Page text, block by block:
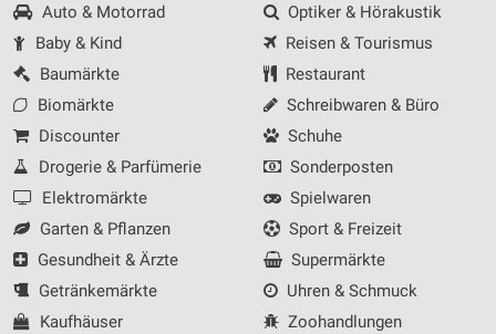
Auto & Motorrad
Baby & Kind
Baumärkte
Biomärkte
Discounter
Drogerie & Parfümerie
Elektromärkte
Garten & Pflanzen
Gesundheit & Ärzte
Getränkemärkte
Kaufhäuser
Optiker & Hörakustik
Reisen & Tourismus
Restaurant
Schreibwaren & Büro
Schuhe
Sonderposten
Spielwaren
Sport & Freizeit
Supermärkte
Uhren & Schmuck
Zoohandlungen